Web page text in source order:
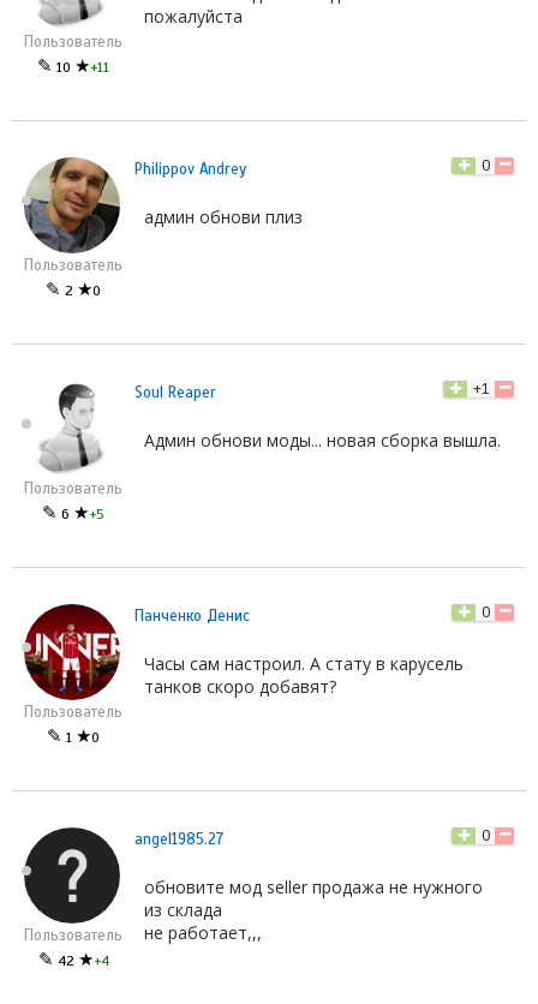
Пользователь
✎ 10 ★+11
пожалуйста
Пользователь
✎ 2 ★0
Philippov Andrey 0
админ обнови плиз
Пользователь
✎ 6 ★+5
Soul Reaper +1
Админ обнови моды... новая сборка вышла.
Пользователь
✎ 1 ★0
Панченко Денис 0
Часы сам настроил. А стату в карусель
танков скоро добавят?
Пользователь
✎ 42 ★+4
angel1985.27 0
обновите мод seller продажа не нужного
из склада
не работает,,,